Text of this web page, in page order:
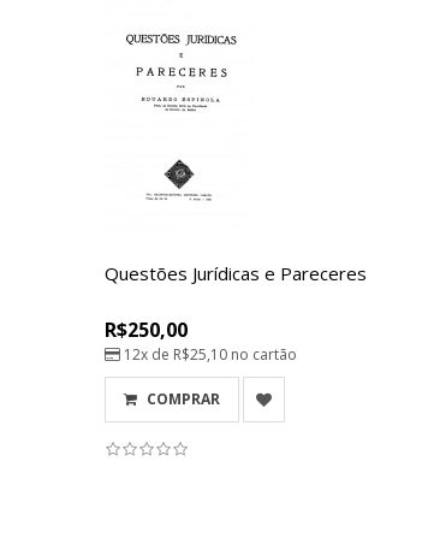
Questões Jurídicas e Pareceres
R$250,00
12x de R$25,10 no cartão
COMPRAR